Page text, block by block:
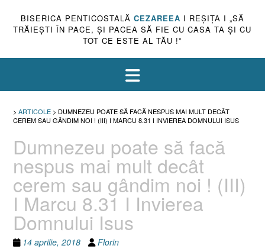
BISERICA PENTICOSTALĂ CEZAREEA I REŞIŢA I „SĂ
TRĂIEŞTI ÎN PACE, ŞI PACEA SĂ FIE CU CASA TA ŞI CU
TOT CE ESTE AL TĂU !”
> ARTICOLE > DUMNEZEU POATE SĂ FACĂ NESPUS MAI MULT DECÂT
CEREM SAU GÂNDIM NOI ! (III) I MARCU 8.31 I INVIEREA DOMNULUI ISUS
Dumnezeu poate să facă
nespus mai mult decât
cerem sau gândim noi ! (III)
I Marcu 8.31 I Invierea
Domnului Isus
14 aprilie, 2018 Florin